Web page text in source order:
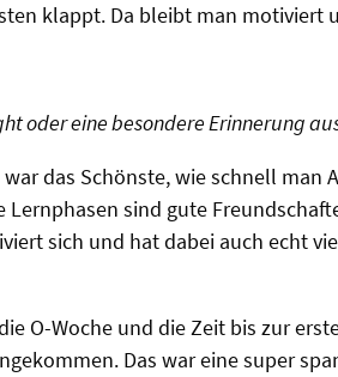
klappt. Da bleibt man motiviert
oder eine besondere Erinnerung
das Schönste, wie schnell man
Lernphasen sind gute
sich und hat dabei auch echt
O-Woche und die Zeit bis zur
Das war eine super